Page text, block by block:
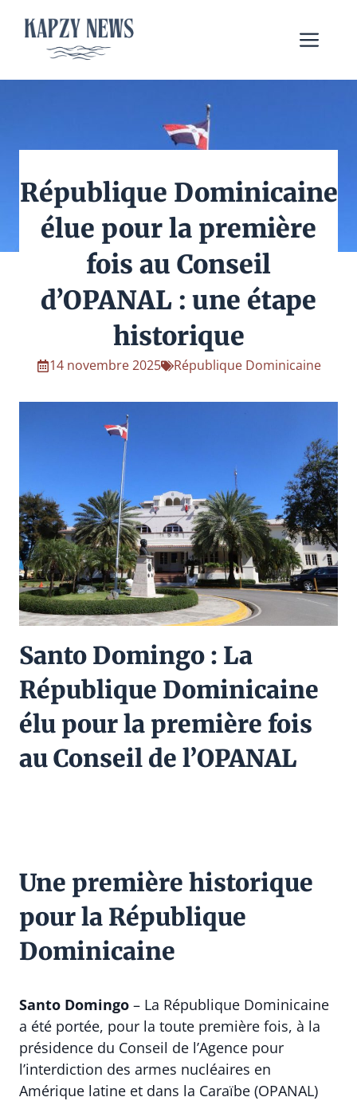
contenu
République Dominicaine
élue pour la première
fois au Conseil
d’OPANAL : une étape
historique
14 novembre 2025 République Dominicaine
Santo Domingo : La
République Dominicaine
élu pour la première fois
au Conseil de l’OPANAL
Une première historique
pour la République
Dominicaine
Santo Domingo – La République Dominicaine
a été portée, pour la toute première fois, à la
présidence du Conseil de l’Agence pour
l’interdiction des armes nucléaires en
Amérique latine et dans la Caraïbe (OPANAL)